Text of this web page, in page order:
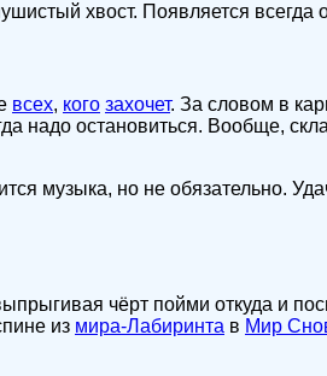
хвост. Появляется всегда
всех, кого захочет. За словом в
надо остановиться. Вообще,
музыка, но не обязательно.
чёрт пойми откуда и
из мира-Лабиринта в Мир